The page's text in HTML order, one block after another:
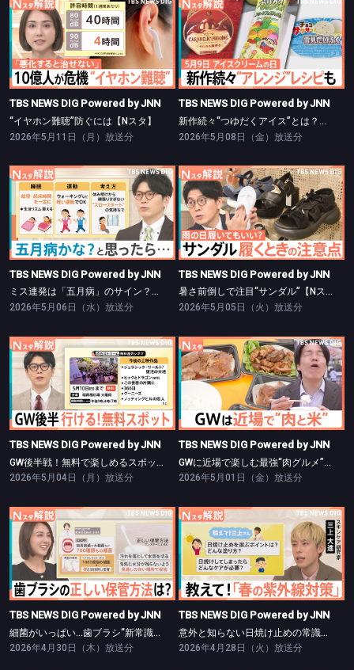
TBS NEWS DIG Powered by JNN
“イヤホン難聴”防ぐには【Nスタ】
TBS NEWS DIG Powered by JNN
“イヤホン難聴”防ぐには【Nスタ】
2026年5月11日（月）放送分
TBS NEWS DIG Powered by JNN
新作続々“つゆだくアイス”とは？【Nスタ】
TBS NEWS DIG Powered by JNN
新作続々“つゆだくアイス”とは？【Nスタ】
2026年5月08日（金）放送分
TBS NEWS DIG Powered by JNN
ミス連発は「五月病」のサイン？【Nスタ】
TBS NEWS DIG Powered by JNN
ミス連発は「五月病」のサイン？【Nスタ】
2026年5月06日（水）放送分
TBS NEWS DIG Powered by JNN
暑さ前倒しで注目“サンダル”【Nスタ】
TBS NEWS DIG Powered by JNN
暑さ前倒しで注目“サンダル”【Nスタ】
2026年5月05日（火）放送分
TBS NEWS DIG Powered by JNN
GW後半戦！無料で楽しめるスポットをご紹介！【Nスタ】
TBS NEWS DIG Powered by JNN
GW後半戦！無料で楽しめるスポットをご紹介！【Nスタ】
2026年5月04日（月）放送分
TBS NEWS DIG Powered by JNN
GWに近場で楽しむ最強“肉グルメ”【Nスタ】
TBS NEWS DIG Powered by JNN
GWに近場で楽しむ最強“肉グルメ”【Nスタ】
2026年5月01日（金）放送分
TBS NEWS DIG Powered by JNN
細菌がいっぱい…歯ブラシ“新常識”【Nスタ】
TBS NEWS DIG Powered by JNN
細菌がいっぱい…歯ブラシ“新常識”【Nスタ】
2026年4月30日（木）放送分
TBS NEWS DIG Powered by JNN
意外と知らない日焼け止めの常識【Nスタ】
TBS NEWS DIG Powered by JNN
意外と知らない日焼け止めの常識【Nスタ】
2026年4月28日（火）放送分